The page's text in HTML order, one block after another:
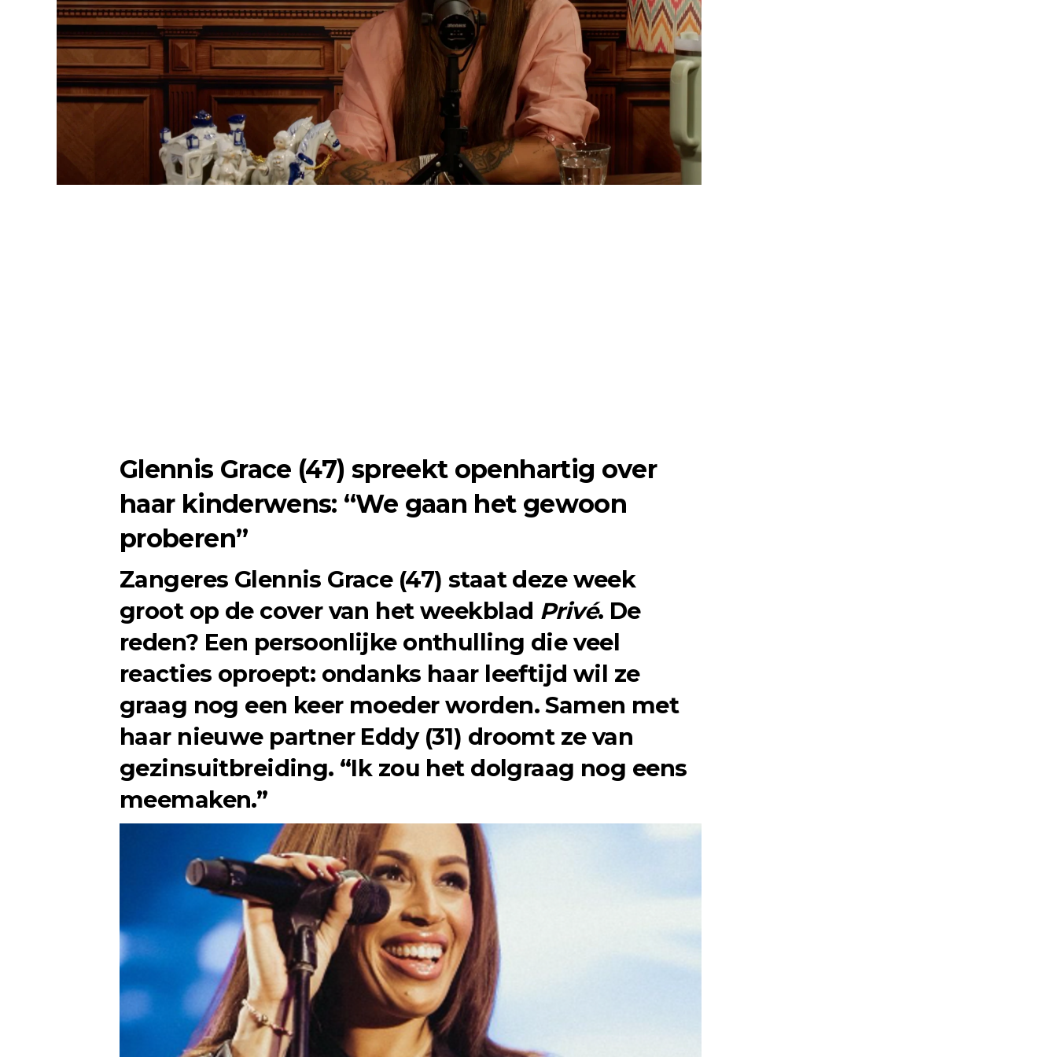
Glennis Grace (47) spreekt openhartig over
haar kinderwens: “We gaan het gewoon
proberen”
Zangeres Glennis Grace (47) staat deze week
groot op de cover van het weekblad Privé. De
reden? Een persoonlijke onthulling die veel
reacties oproept: ondanks haar leeftijd wil ze
graag nog een keer moeder worden. Samen met
haar nieuwe partner Eddy (31) droomt ze van
gezinsuitbreiding. “Ik zou het dolgraag nog eens
meemaken.”